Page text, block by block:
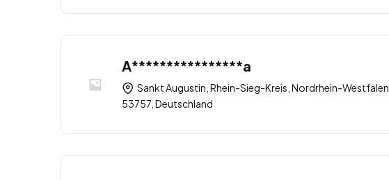
A****************a
Sankt Augustin, Rhein-Sieg-Kreis, Nordrhein-Westfalen,
53757, Deutschland